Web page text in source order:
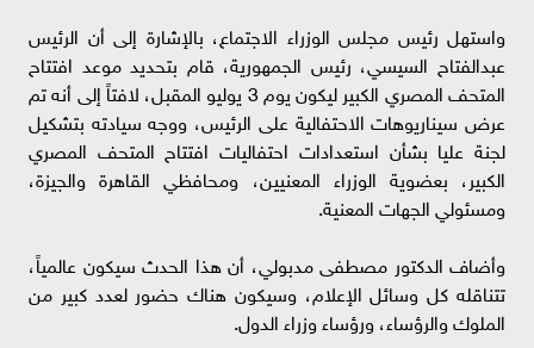
واستهل رئيس مجلس الوزراء الاجتماع، بالإشارة إلى أن الرئيس
عبدالفتاح السيسي، رئيس الجمهورية، قام بتحديد موعد افتتاح
المتحف المصري الكبير ليكون يوم 3 يوليو المقبل، لافتاً إلى أنه تم
عرض سيناريوهات الاحتفالية على الرئيس، ووجه سيادته بتشكيل
لجنة عليا بشأن استعدادات احتفاليات افتتاح المتحف المصري
الكبير، بعضوية الوزراء المعنيين، ومحافظي القاهرة والجيزة،
ومسئولي الجهات المعنية.
وأضاف الدكتور مصطفى مدبولي، أن هذا الحدث سيكون عالمياً،
تتناقله كل وسائل الإعلام، وسيكون هناك حضور لعدد كبير من
الملوك والرؤساء، ورؤساء وزراء الدول.